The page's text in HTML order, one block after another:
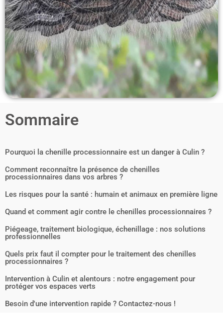
Sommaire
Pourquoi la chenille processionnaire est un danger à Culin ?
Comment reconnaître la présence de chenilles
processionnaires dans vos arbres ?
Les risques pour la santé : humain et animaux en première ligne
Quand et comment agir contre le chenilles processionnaires ?
Piégeage, traitement biologique, échenillage : nos solutions
professionnelles
Quels prix faut il compter pour le traitement des chenilles
processionnaires ?
Intervention à Culin et alentours : notre engagement pour
protéger vos espaces verts
Besoin d'une intervention rapide ? Contactez-nous !